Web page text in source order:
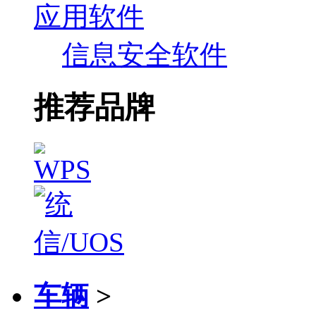
应用软件
信息安全软件
推荐品牌
车辆 >